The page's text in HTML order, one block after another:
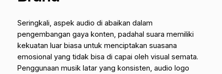
Seringkali, aspek audio di abaikan dalam
pengembangan gaya konten, padahal suara memiliki
kekuatan luar biasa untuk menciptakan suasana
emosional yang tidak bisa di capai oleh visual semata.
Penggunaan musik latar yang konsisten, audio logo